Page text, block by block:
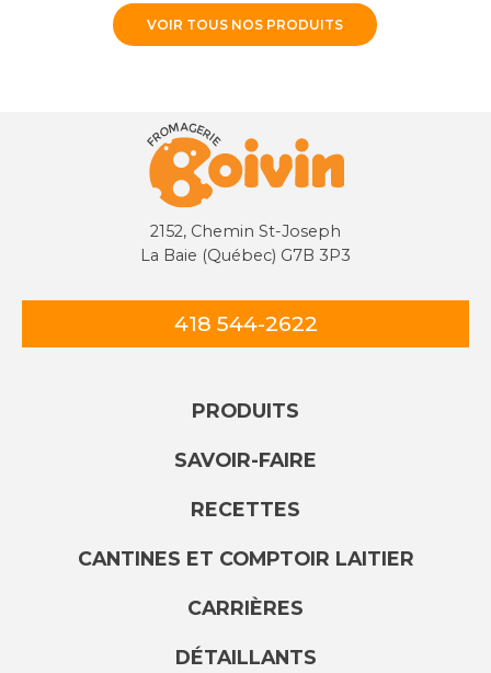
VOIR TOUS NOS PRODUITS
2152, Chemin St-Joseph
La Baie (Québec) G7B 3P3
418 544-2622
PRODUITS
SAVOIR-FAIRE
RECETTES
CANTINES ET COMPTOIR LAITIER
CARRIÈRES
DÉTAILLANTS